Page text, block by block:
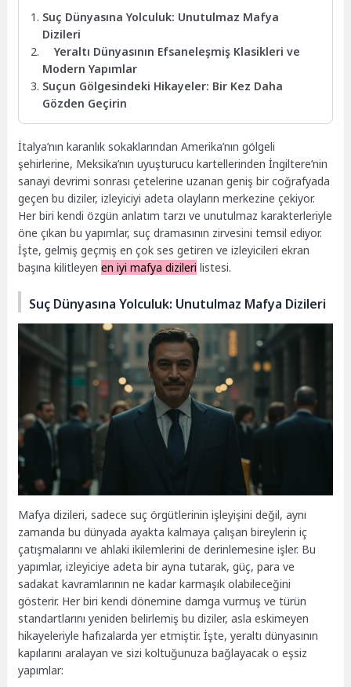
Suç Dünyasına Yolculuk: Unutulmaz Mafya
Dizileri
Yeraltı Dünyasının Efsaneleşmiş Klasikleri ve
Modern Yapımlar
Suçun Gölgesindeki Hikayeler: Bir Kez Daha
Gözden Geçirin
İtalya’nın karanlık sokaklarından Amerika’nın gölgeli
şehirlerine, Meksika’nın uyuşturucu kartellerinden İngiltere’nin
sanayi devrimi sonrası çetelerine uzanan geniş bir coğrafyada
geçen bu diziler, izleyiciyi adeta olayların merkezine çekiyor.
Her biri kendi özgün anlatım tarzı ve unutulmaz karakterleriyle
öne çıkan bu yapımlar, suç dramasının zirvesini temsil ediyor.
İşte, gelmiş geçmiş en çok ses getiren ve izleyicileri ekran
başına kilitleyenen iyi mafya dizileri listesi.
Suç Dünyasına Yolculuk: Unutulmaz Mafya Dizileri
Mafya dizileri, sadece suç örgütlerinin işleyişini değil, aynı
zamanda bu dünyada ayakta kalmaya çalışan bireylerin iç
çatışmalarını ve ahlaki ikilemlerini de derinlemesine işler. Bu
yapımlar, izleyiciye adeta bir ayna tutarak, güç, para ve
sadakat kavramlarının ne kadar karmaşık olabileceğini
gösterir. Her biri kendi dönemine damga vurmuş ve türün
standartlarını yeniden belirlemiş bu diziler, asla eskimeyen
hikayeleriyle hafızalarda yer etmiştir. İşte, yeraltı dünyasının
kapılarını aralayan ve sizi koltuğunuza bağlayacak o eşsiz
yapımlar: